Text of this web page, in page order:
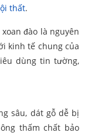
thất.
đào là nguyên
kinh tế chung của
dùng tin tường,
sâu, dát gỗ dễ bị
thấm chất bảo